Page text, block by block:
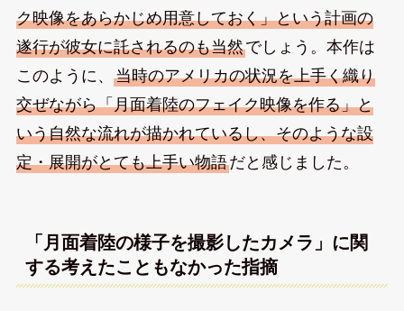
ク映像をあらかじめ用意しておく」という計画の
遂行が彼女に託されるのも当然でしょう。本作は
このように、 当時のアメリカの状況を上手く織り
交ぜながら「月面着陸のフェイク映像を作る」と
いう自然な流れが描かれているし、そのような設
定・展開がとても上手い物語だと感じました。
「月面着陸の様子を撮影したカメラ」に関
する考えたこともなかった指摘